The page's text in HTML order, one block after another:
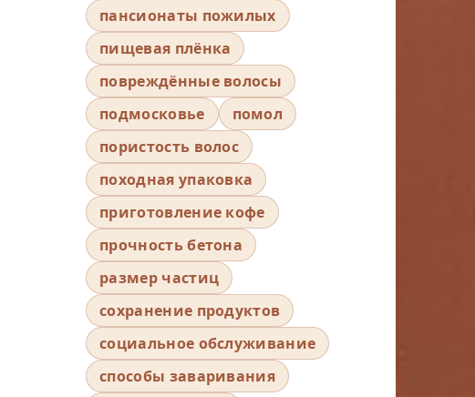
пансионаты пожилых
пищевая плёнка
повреждённые волосы
подмосковье
помол
пористость волос
походная упаковка
приготовление кофе
прочность бетона
размер частиц
сохранение продуктов
социальное обслуживание
способы заваривания